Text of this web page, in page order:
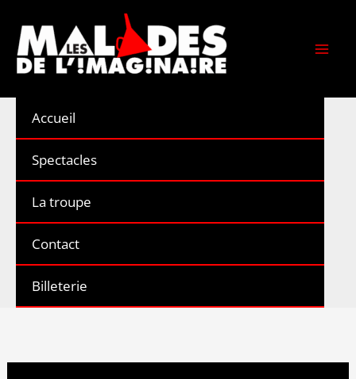
contenu
Accueil
Spectacles
La troupe
Contact
Billeterie